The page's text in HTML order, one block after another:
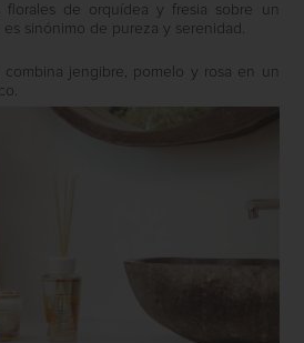
florales de orquídea y fresia sobre un
es sinónimo de pureza y serenidad.
combina jengibre, pomelo y rosa en un